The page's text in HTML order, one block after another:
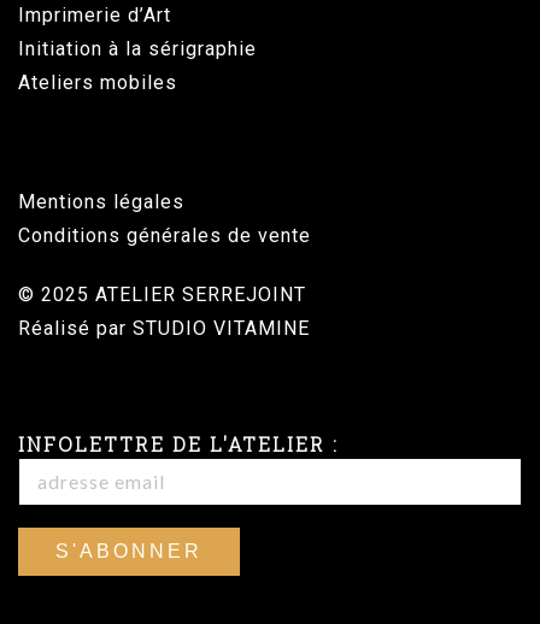
Imprimerie d’Art
Initiation à la sérigraphie
Ateliers mobiles
Mentions légales
Conditions générales de vente
© 2025 ATELIER SERREJOINT
Réalisé par STUDIO VITAMINE
INFOLETTRE DE L'ATELIER :